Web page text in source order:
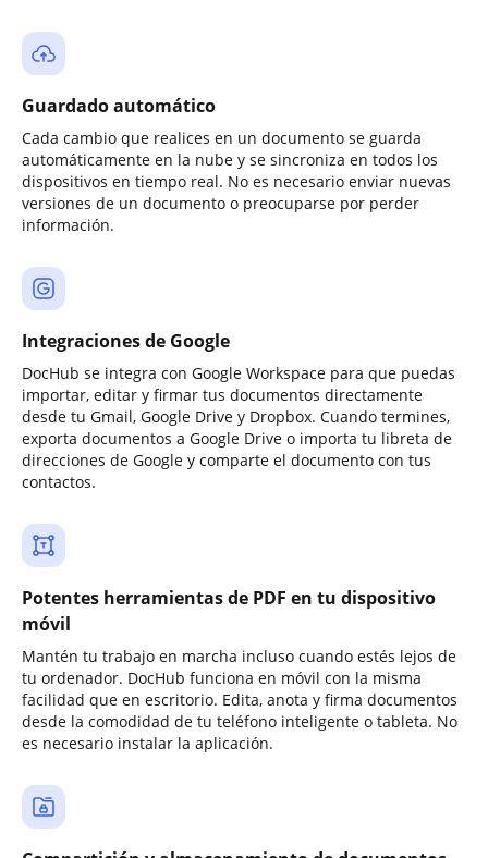
Guardado automático
Cada cambio que realices en un documento se guarda
automáticamente en la nube y se sincroniza en todos los
dispositivos en tiempo real. No es necesario enviar nuevas
versiones de un documento o preocuparse por perder
información.
Integraciones de Google
DocHub se integra con Google Workspace para que puedas
importar, editar y firmar tus documentos directamente
desde tu Gmail, Google Drive y Dropbox. Cuando termines,
exporta documentos a Google Drive o importa tu libreta de
direcciones de Google y comparte el documento con tus
contactos.
Potentes herramientas de PDF en tu dispositivo
móvil
Mantén tu trabajo en marcha incluso cuando estés lejos de
tu ordenador. DocHub funciona en móvil con la misma
facilidad que en escritorio. Edita, anota y firma documentos
desde la comodidad de tu teléfono inteligente o tableta. No
es necesario instalar la aplicación.